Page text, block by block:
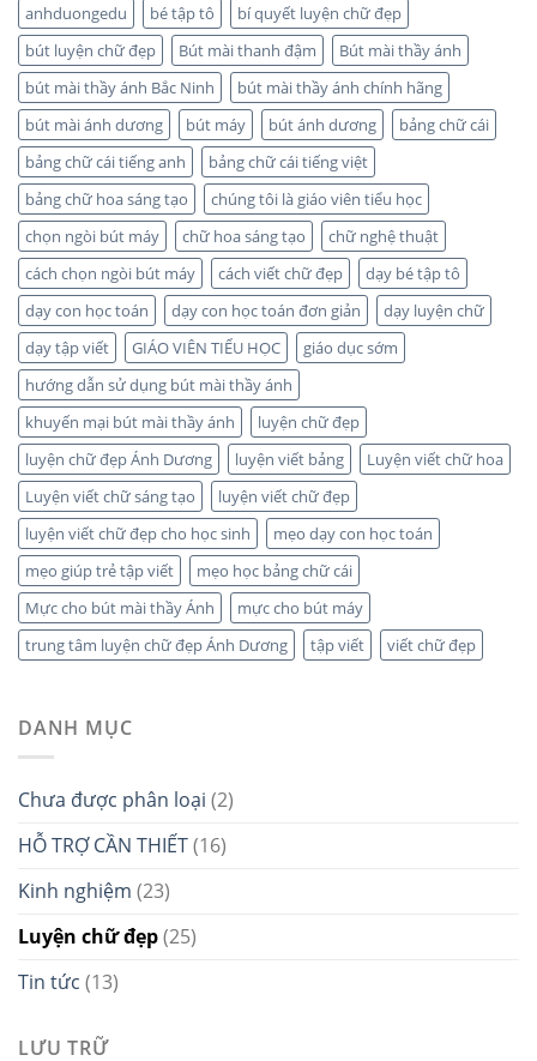
anhduongedu bé tập tô
bí quyết luyện chữ đẹp
bút luyện chữ đẹp
Bút mài thanh đậm
Bút mài thầy ánh
bút mài thầy ánh Bắc Ninh
bút mài thầy ánh chính hãng
bút mài ánh dương
bút máy bút ánh dương
bảng chữ cái
bảng chữ cái tiếng anh
bảng chữ cái tiếng việt
bảng chữ hoa sáng tạo
chúng tôi là giáo viên tiểu học
chọn ngòi bút máy
chữ hoa sáng tạo
chữ nghệ thuật
cách chọn ngòi bút máy
cách viết chữ đẹp
dạy bé tập tô
dạy con học toán
dạy con học toán đơn giản
dạy luyện chữ
dạy tập viết
GIÁO VIÊN TIỂU HỌC
giáo dục sớm
hướng dẫn sử dụng bút mài thầy ánh
khuyến mại bút mài thầy ánh
luyện chữ đẹp
luyện chữ đẹp Ánh Dương
luyện viết bảng
Luyện viết chữ hoa
Luyện viết chữ sáng tạo
luyện viết chữ đẹp
luyện viết chữ đẹp cho học sinh
mẹo dạy con học toán
mẹo giúp trẻ tập viết
mẹo học bảng chữ cái
Mực cho bút mài thầy Ánh
mực cho bút máy
trung tâm luyện chữ đẹp Ánh Dương
tập viết viết chữ đẹp
DANH MỤC
Chưa được phân loại (2)
HỖ TRỢ CẦN THIẾT(16)
Kinh nghiệm (23)
Luyện chữ đẹp(25)
Tin tức (13)
LƯU TRỮ